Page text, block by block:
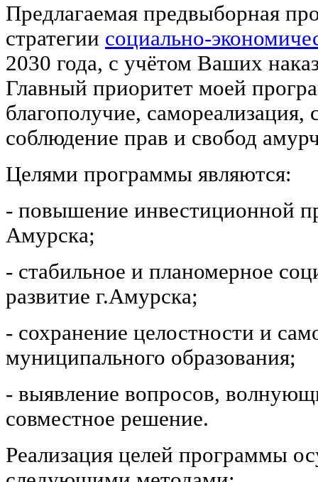
Предлагаемая предвыборная
стратегии социально-
2030 года, с учётом Ваших
Главный приоритет моей
благополучие, самореализация,
соблюдение прав и свобод
Целями программы являются:
- повышение инвестиционной
Амурска;
- стабильное и планомерное
развитие г.Амурска;
- сохранение целостности и
муниципального образования;
- выявление вопросов,
совместное решение.
Реализация целей программы